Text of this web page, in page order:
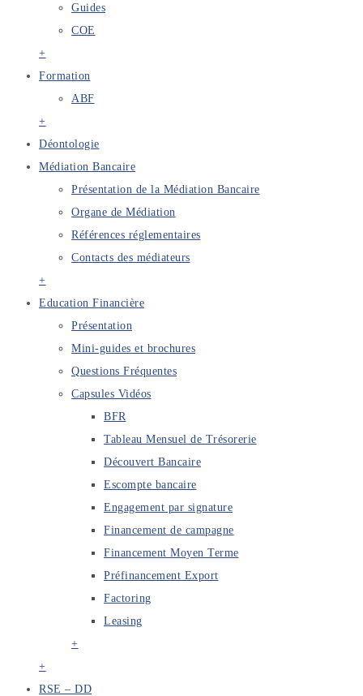
Guides
COE
+
Formation
ABF
+
Déontologie
Médiation Bancaire
Présentation de la Médiation Bancaire
Organe de Médiation
Références réglementaires
Contacts des médiateurs
+
Education Financière
Présentation
Mini-guides et brochures
Questions Fréquentes
Capsules Vidéos
BFR
Tableau Mensuel de Trésorerie
Découvert Bancaire
Escompte bancaire
Engagement par signature
Financement de campagne
Financement Moyen Terme
Préfinancement Export
Factoring
Leasing
+
+
RSE – DD